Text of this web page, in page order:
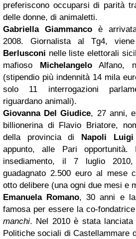
preferiscono occuparsi di parità
delle donne, di animaletti.
Gabriella Giammanco è
2008. Giornalista al Tg4,
Berlusconi nelle liste elettorali
mafioso
MichelangeloAlfano,
(stipendio più indennità 14 mila
solo 11 interrogazioni
riguardano animali).
Giovanna Del Giudice, 27 anni,
billionerina di Flavio Briatore,
della provincia di
Napoli
appunto, alle Pari
insediamento, il 7 luglio
guadagnato 2.500 euro al mese
otto delibere (una ogni due mesi e
Emanuela Romano, 30 anni e
famosa per essere la co-
manchi. Nel 2010 è stata
Politiche sociali di Castellammare